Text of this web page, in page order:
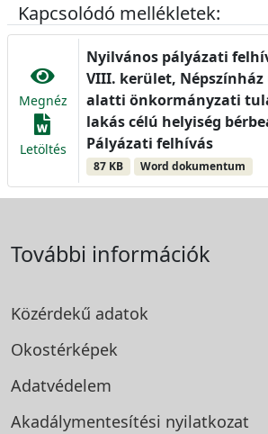
Kapcsolódó mellékletek:
Megnéz
Letöltés
Nyilvános pályázati
VIII. kerület, Népszínház
alatti önkormányzati
lakás célú helyiség
Pályázati felhívás
87 KB Word dokumentum
További információk
Közérdekű adatok
Okostérképek
Adatvédelem
Akadálymentesítési nyilatkozat